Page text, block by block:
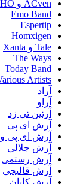
ACven و TEYHO
Emo Band
Espertip
Homxigen
Tale و Xanta
The Ways
Today Band
Various Artists
آرتین تی زد
آرش ای پی
آرش ای پی و مسیح
آرش جلالی
آرش رستمی
آرش قالیچی